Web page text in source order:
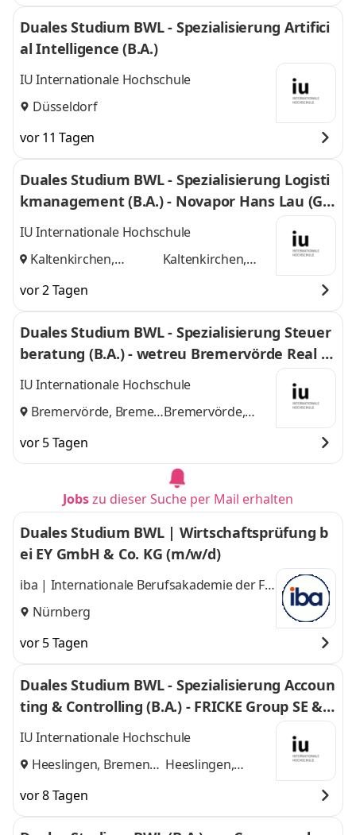
Duales Studium BWL - Spezialisierung Artifici
al Intelligence (B.A.)
IU Internationale Hochschule
Düsseldorf
vor 11 Tagen
Duales Studium BWL - Spezialisierung Logisti
kmanagement (B.A.) - Novapor Hans Lau (G
mbH & Co) KG
IU Internationale Hochschule
Kaltenkirchen,
Kaltenkirchen,
vor 2 Tagen
Duales Studium BWL - Spezialisierung Steuer
beratung (B.A.) - wetreu Bremervörde Real Tr
euhand KG Steuerberatungsgesellschaft
IU Internationale Hochschule
Bremervörde, BremenBremervörde,
vor 5 Tagen
Jobszu dieser Suche per Mail erhalten
Duales Studium BWL | Wirtschaftsprüfung b
ei EY GmbH & Co. KG (m/w/d)
iba | Internationale Berufsakademie der F +
U Unternehmensgruppe gGmbH
Nürnberg
vor 5 Tagen
Duales Studium BWL - Spezialisierung Accoun
ting & Controlling (B.A.) - FRICKE Group SE & C
o. KG
IU Internationale Hochschule
Heeslingen, Bremen
Heeslingen,
vor 8 Tagen